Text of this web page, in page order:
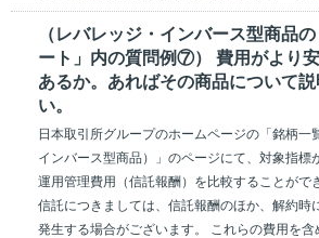
（レバレッジ・インバース型商品
ート」内の質問例⑦） 費用がより
あるか。あればその商品について
い。
日本取引所グループのホームページの「銘柄一
インバース型商品）」のページにて、対象指標
運用管理費用（信託報酬）を比較することがで
信託につきましては、信託報酬のほか、解約時
発生する場合がございます。 これらの費用を含